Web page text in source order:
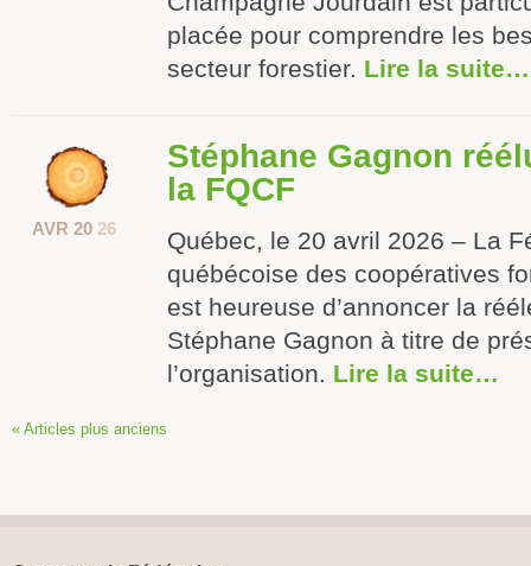
placée pour comprendre les
secteur forestier. Lire la suite…
AVR 20 26
Stéphane Gagnon
la FQCF
Québec, le 20 avril 2026 – La
québécoise des coopératives
est heureuse d’annoncer la
Stéphane Gagnon à titre de
l’organisation. Lire la suite…
« Articles plus anciens